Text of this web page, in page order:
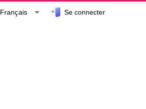
Français Se connecter